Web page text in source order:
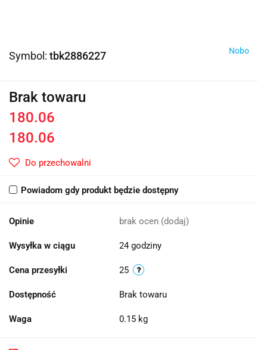
Symbol: tbk2886227 Nobo
Brak towaru
180.06
180.06
Do przechowalni
Powiadom gdy produkt będzie dostępny
Opinie brak ocen (dodaj)
Wysyłka w ciągu 24 godziny
Cena przesyłki 25
Dostępność Brak towaru
Waga 0.15 kg